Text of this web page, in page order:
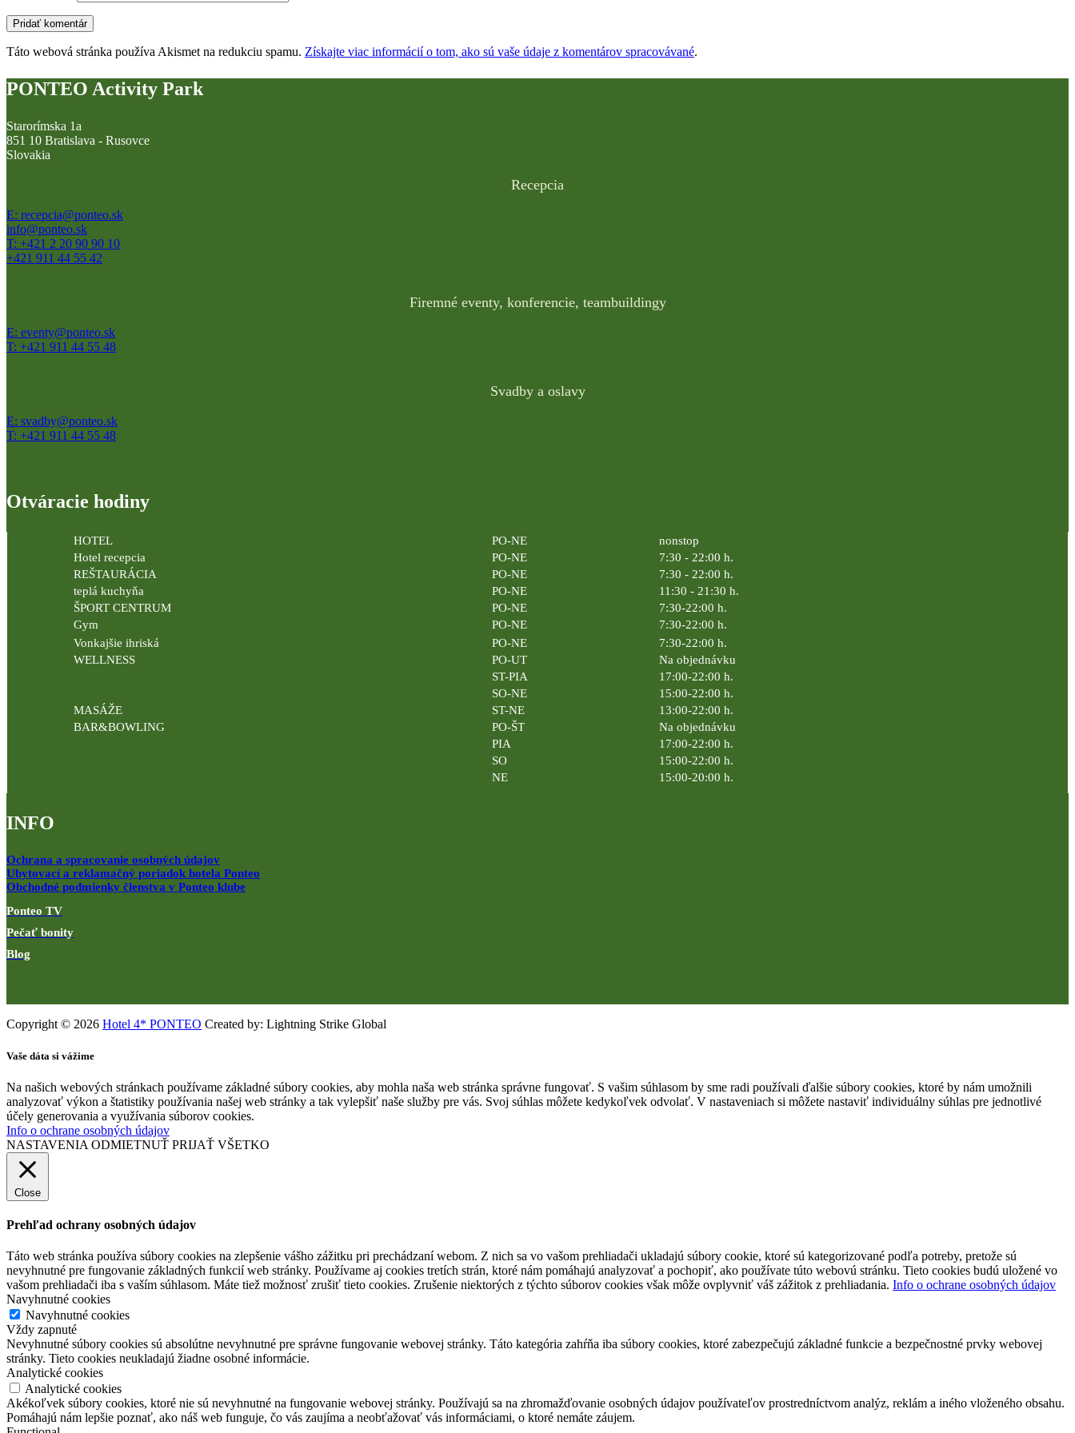
Táto webová stránka používa Akismet na redukciu spamu. Získajte viac informácií o tom, ako sú vaše údaje z komentárov spracovávané.
PONTEO Activity Park
Starorímska 1a
851 10 Bratislava - Rusovce
Slovakia
Recepcia
E: recepcia@ponteo.sk
info@ponteo.sk
T: +421 2 20 90 90 10
+421 911 44 55 42
Firemné eventy, konferencie, teambuildingy
E: eventy@ponteo.sk
T: +421 911 44 55 48
Svadby a oslavy
E: svadby@ponteo.sk
T: +421 911 44 55 48
Otváracie hodiny
HOTEL PO-NE
nonstop
Hotel recepcia
PO-NE
7:30 - 22:00 h.
REŠTAURÁCIA
PO-NE
7:30 - 22:00 h.
teplá kuchyňa
PO-NE
11:30 - 21:30 h.
ŠPORT CENTRUM
PO-NE
7:30-22:00 h.
Gym
PO-NE
7:30-22:00 h.
Vonkajšie ihriská
PO-NE
7:30-22:00 h.
WELLNESS
PO-UT
Na objednávku
ST-PIA
17:00-22:00 h.
SO-NE
15:00-22:00 h.
MASÁŽE
ST-NE
13:00-22:00 h.
BAR&BOWLING
PO-ŠT
Na objednávku
PIA
17:00-22:00 h.
SO
15:00-22:00 h.
NE
15:00-20:00 h.
INFO
Ochrana a spracovanie osobných údajov
Ubytovací a reklamačný poriadok hotela Ponteo
Obchodné podmienky členstva v Ponteo klube
Ponteo TV
Pečať bonity
Blog
Copyright © 2026 Hotel 4* PONTEO Created by: Lightning Strike Global
Vaše dáta si vážime
Na našich webových stránkach používame základné súbory cookies, aby mohla naša web stránka správne fungovať. S vašim súhlasom by sme radi používali ďalšie súbory cookies, ktoré by nám umožnili
analyzovať výkon a štatistiky používania našej web stránky a tak vylepšiť naše služby pre vás. Svoj súhlas môžete kedykoľvek odvolať. V nastaveniach si môžete nastaviť individuálny súhlas pre jednotlivé
účely generovania a využívania súborov cookies.
Info o ochrane osobných údajov
NASTAVENIA ODMIETNUŤ PRIJAŤ VŠETKO
Close
Prehľad ochrany osobných údajov
Táto web stránka používa súbory cookies na zlepšenie vášho zážitku pri prechádzaní webom. Z nich sa vo vašom prehliadači ukladajú súbory cookie, ktoré sú kategorizované podľa potreby, pretože sú
nevyhnutné pre fungovanie základných funkcií web stránky. Používame aj cookies tretích strán, ktoré nám pomáhajú analyzovať a pochopiť, ako používate túto webovú stránku. Tieto cookies budú uložené vo
vašom prehliadači iba s vaším súhlasom. Máte tiež možnosť zrušiť tieto cookies. Zrušenie niektorých z týchto súborov cookies však môže ovplyvniť váš zážitok z prehliadania. Info o ochrane osobných údajov
Navyhnutné cookies
Navyhnutné cookies
Vždy zapnuté
Nevyhnutné súbory cookies sú absolútne nevyhnutné pre správne fungovanie webovej stránky. Táto kategória zahŕňa iba súbory cookies, ktoré zabezpečujú základné funkcie a bezpečnostné prvky webovej
stránky. Tieto cookies neukladajú žiadne osobné informácie.
Analytické cookies
Analytické cookies
Akékoľvek súbory cookies, ktoré nie sú nevyhnutné na fungovanie webovej stránky. Používajú sa na zhromažďovanie osobných údajov používateľov prostredníctvom analýz, reklám a iného vloženého obsahu.
Pomáhajú nám lepšie poznať, ako náš web funguje, čo vás zaujíma a neobťažovať vás informáciami, o ktoré nemáte záujem.